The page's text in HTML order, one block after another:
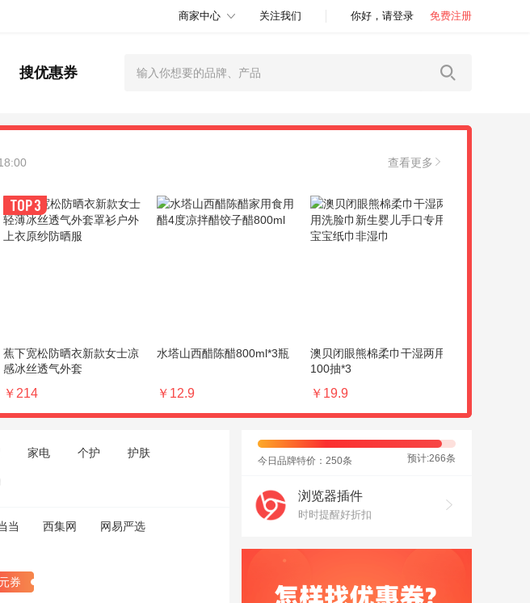
商家中心 关注我们 你好，请登录 免费注册
搜优惠券
查看更多
蕉下宽松防晒衣新款女士凉
感冰丝透气外套
￥214
水塔山西醋陈醋800ml*3瓶
￥12.9
澳贝闭眼熊棉柔巾干湿两用
100抽*3
￥19.9
家电 个护 护肤
当 西集网 网易严选
券
今日品牌特价：250条 预计:266条
浏览器插件
时时提醒好折扣